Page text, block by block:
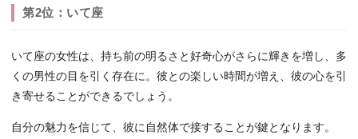
第2位：いて座
いて座の女性は、持ち前の明るさと好奇心がさらに輝きを増し、多
くの男性の目を引く存在に。彼との楽しい時間が増え、彼の心を引
き寄せることができるでしょう。
自分の魅力を信じて、彼に自然体で接することが鍵となります。